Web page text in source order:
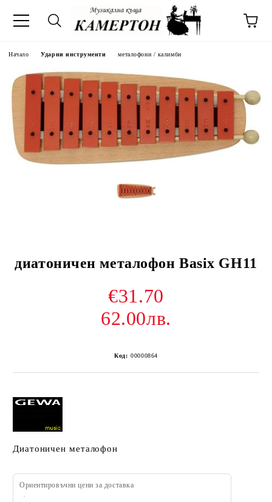
Начало Ударни инструменти металофони / калимби
диатоничен металофон Basix GH11
€31.70
62.00лв.
Код: 00000864
Диатоничен металофон
Ориентировъчни цени за доставка